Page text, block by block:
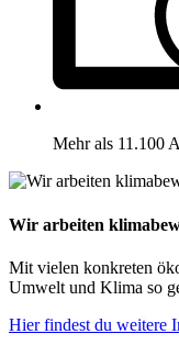
Mehr als 11.100
Wir arbeiten
Mit vielen konkreten
Umwelt und Klima so
Hier findest du weitere